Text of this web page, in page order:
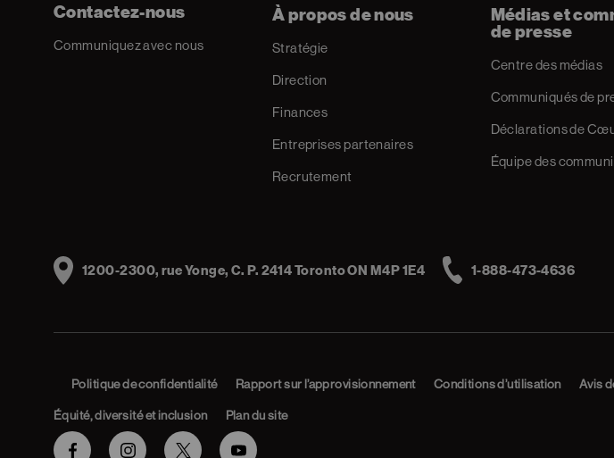
Contactez-nous
Communiquez avec nous
À propos de nous
Stratégie
Direction
Finances
Entreprises partenaires
Recrutement
Médias et
de presse
Centre des médias
Communiqués de
Déclarations de
Équipe des
Address
1200-2300, rue Yonge, C. P. 2414 Toronto ON M4P 1E4
1-888-473-4636
Politique de confidentialité Rapport sur l’approvisionnement Conditions d’utilisation Avis
Équité, diversité et inclusion Plan du site